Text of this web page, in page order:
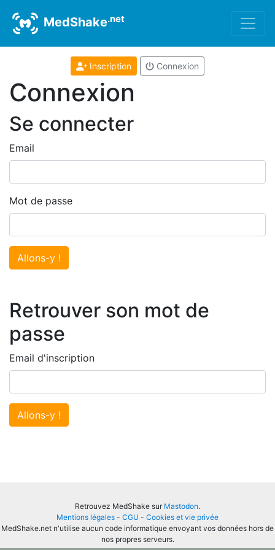
MedShake.net
Inscription Connexion
Connexion
Se connecter
Email
Mot de passe
Allons-y !
Retrouver son mot de
passe
Email d'inscription
Allons-y !
Retrouvez MedShake sur Mastodon.
Mentions légales - CGU - Cookies et vie privée
MedShake.net n'utilise aucun code informatique envoyant vos données hors de
nos propres serveurs.